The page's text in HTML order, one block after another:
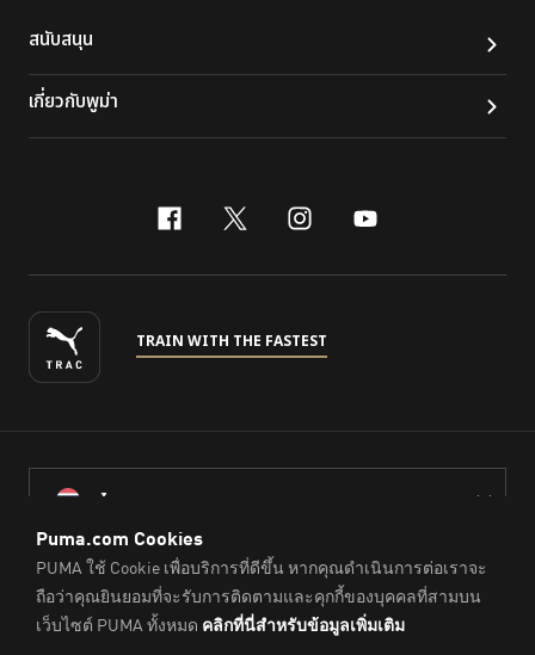
สนับสนุน
เกี่ยวกับพูม่า
facebook
x-twitter
instagram
youtube
TRAIN WITH THE FASTEST
ไทย
© PUMA Sports (Thailand) Co., Ltd.,2026. All Rights Reserved.
Company Reg. No. 0105564148338